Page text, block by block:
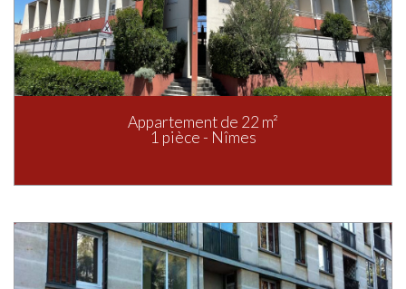
Appartement de 22 m²
1 pièce - Nîmes